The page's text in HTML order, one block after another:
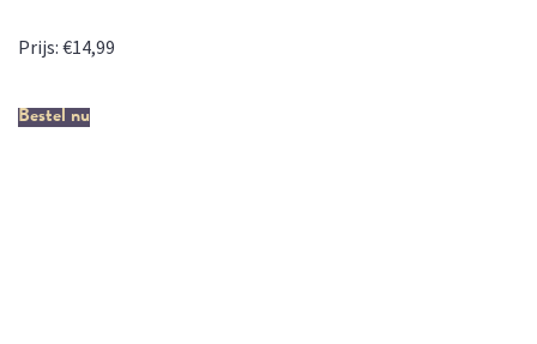
Prijs: €14,99
Bestel nu